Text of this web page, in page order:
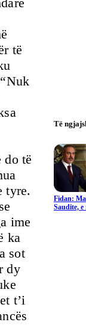
të
do të
tyre.
ime
ka
sot
dy
t’i
Të
Fidan:
Saudite,